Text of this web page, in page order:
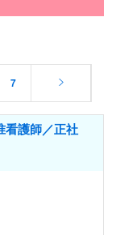
7
看護師／正社